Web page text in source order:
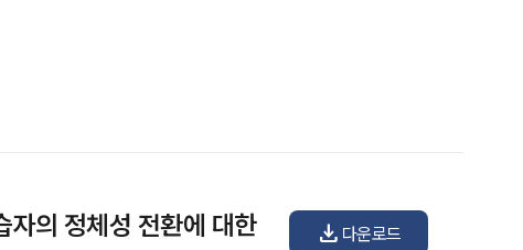
자의 정체성 전환에 대한
다운로드
download